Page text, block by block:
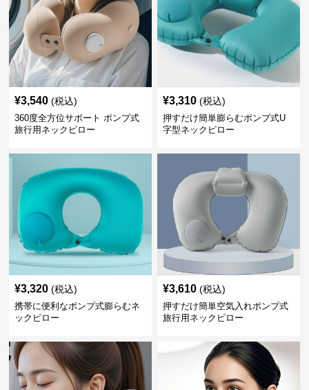
¥3,540 (税込)
360度全方位サポート ポンプ式
旅行用ネックピロー
¥3,310 (税込)
押すだけ簡単膨らむポンプ式U
字型ネックピロー
¥3,320 (税込)
携帯に便利なポンプ式膨らむネ
ックピロー
¥3,610 (税込)
押すだけ簡単空気入れポンプ式
旅行用ネックピロー